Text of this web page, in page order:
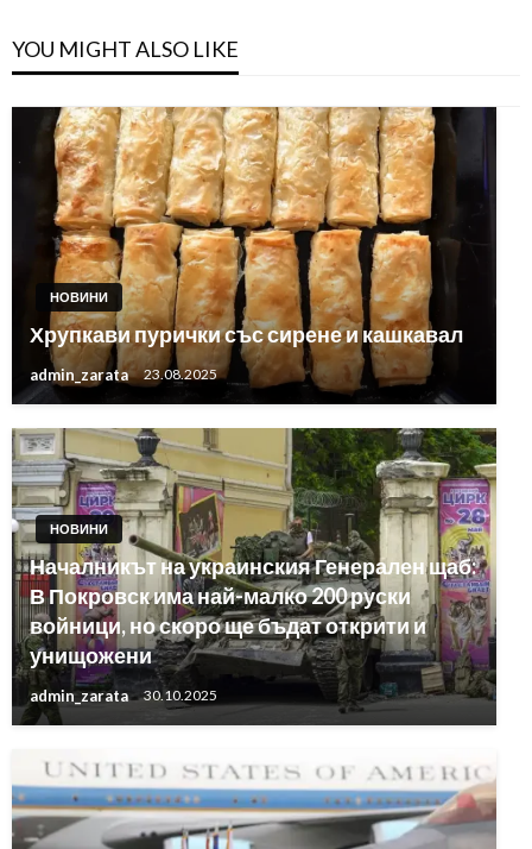
YOU MIGHT ALSO LIKE
НОВИНИ
Хрупкави пурички със сирене и кашкавал
admin_zarata 23.08.2025
НОВИНИ
Началникът на украинския Генерален щаб:
В Покровск има най-малко 200 руски
войници, но скоро ще бъдат открити и
унищожени
admin_zarata 30.10.2025